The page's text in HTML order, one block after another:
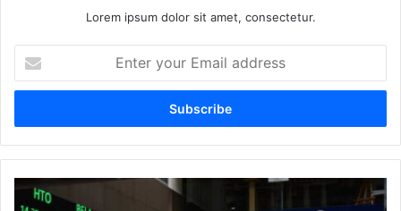
Lorem ipsum dolor sit amet, consectetur.
your
Email